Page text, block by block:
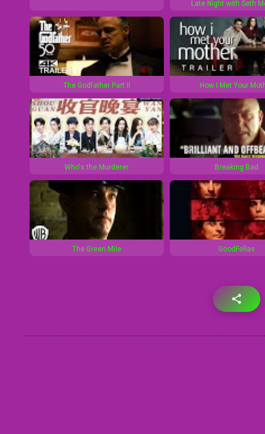
Late Night with Seth
The Godfather Part II How I Met Your
Who's the Murderer Breaking Bad
The Green Mile GoodFellas